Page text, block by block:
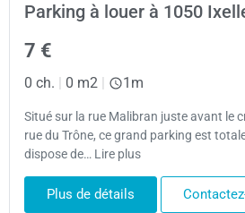
Parking à louer à 1050
7 €
0 ch. 0 m2 1m
Situé sur la rue Malibran juste avant le
rue du Trône, ce grand parking est
dispose de… Lire plus
Plus de détails